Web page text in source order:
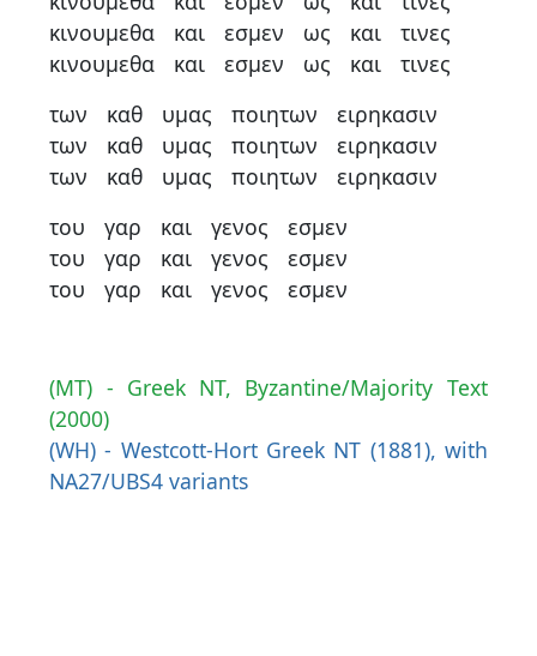
κινουμεθα
κινουμεθα
και
και
εσμεν
εσμεν
ως
ως
και
και
τινες
τινες
των
των
των
καθ
καθ
καθ
υμας
υμας
υμας
ποιητων
ποιητων
ποιητων
ειρηκασιν
ειρηκασιν
ειρηκασιν
του
του
του
γαρ
γαρ
γαρ
και
και
και
γενος
γενος
γενος
εσμεν
εσμεν
εσμεν
(MT) - Greek NT, Byzantine/Majority Text
(2000)
(WH) - Westcott-Hort Greek NT (1881), with
NA27/UBS4 variants